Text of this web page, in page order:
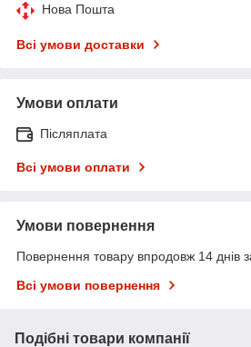
Нова Пошта
Всі умови доставки
Умови оплати
Післяплата
Всі умови оплати
Умови повернення
Повернення товару впродовж 14 днів
Всі умови повернення
Подібні товари компанії